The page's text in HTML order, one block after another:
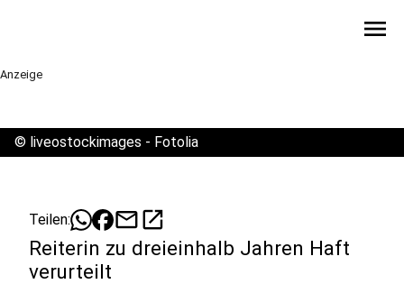
menu
Anzeige
© liveostockimages - Fotolia
Teilen: mailopen_in_new
Reiterin zu dreieinhalb Jahren Haft
verurteilt